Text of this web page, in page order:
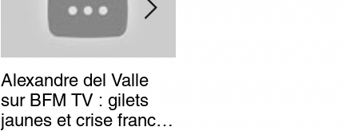
Alexandre del Valle
sur BFM TV : gilets
jaunes et crise franco-